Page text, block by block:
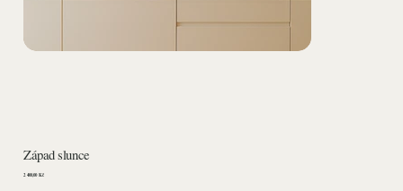
Západ slunce
Cena
2 400,00 Kč